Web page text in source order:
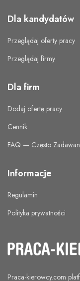
Dla kandydatów
Przeglądaj oferty pracy
Przeglądaj firmy
Dla firm
Dodaj ofertę pracy
Cennik
FAQ — Często
Informacje
Regulamin
Polityka prywatności
Praca-kierowcy.com